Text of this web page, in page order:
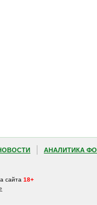
АНАЛИТИКА
сайта 18+